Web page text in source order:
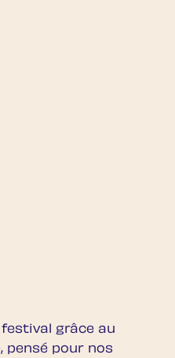
grâce au
pensé pour nos